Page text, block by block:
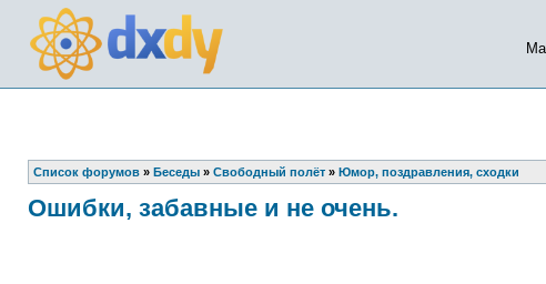
Список форумов » Беседы » Свободный полёт » Юмор, поздравления, сходки
Ошибки, забавные и не очень.